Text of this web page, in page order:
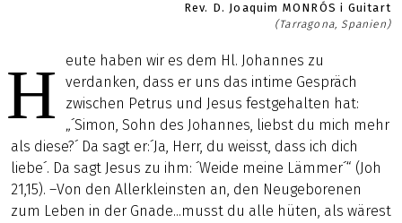
Rev. D. Joaquim MONRÓS i Guitart
(Tarragona, Spanien)
H
eute haben wir es dem Hl. Johannes zu
verdanken, dass er uns das intime Gespräch
zwischen Petrus und Jesus festgehalten hat:
„´Simon, Sohn des Johannes, liebst du mich mehr
als diese?´ Da sagt er:´Ja, Herr, du weisst, dass ich dich
liebe´. Da sagt Jesus zu ihm: ´Weide meine Lämmer´“ (Joh
21,15). –Von den Allerkleinsten an, den Neugeborenen
zum Leben in der Gnade...musst du alle hüten, als wärest